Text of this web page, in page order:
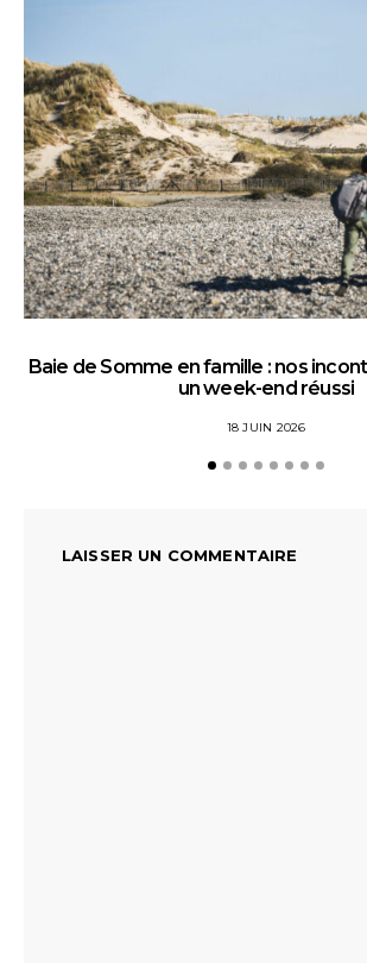
Baie de Somme en famille : nos
un week-end réussi
18 JUIN 2026
LAISSER UN COMMENTAIRE